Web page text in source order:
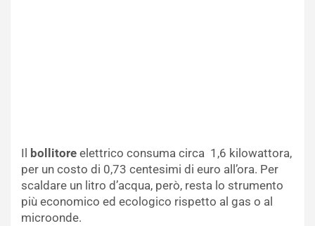
Il bollitore elettrico consuma circa 1,6 kilowattora,
per un costo di 0,73 centesimi di euro all’ora. Per
scaldare un litro d’acqua, però, resta lo strumento
più economico ed ecologico rispetto al gas o al
microonde.